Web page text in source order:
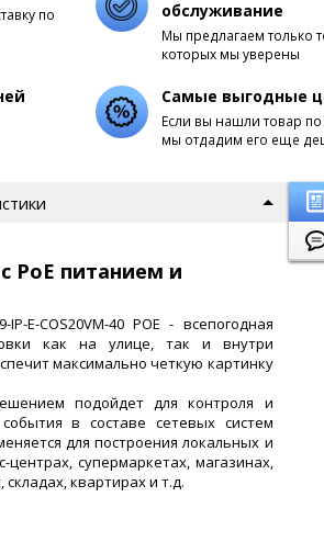
по
обслуживание
Мы предлагаем только
которых мы уверены
Самые выгодные
Если вы нашли товар
мы отдадим его еще
PoE питанием и
E-COS20VM-40 POE - всепогодная
как на улице, так и внутри
максимально четкую картинку
подойдет для контроля и
в составе сетевых систем
для построения локальных и
центрах, супермаркетах, магазинах,
квартирах и т.д.